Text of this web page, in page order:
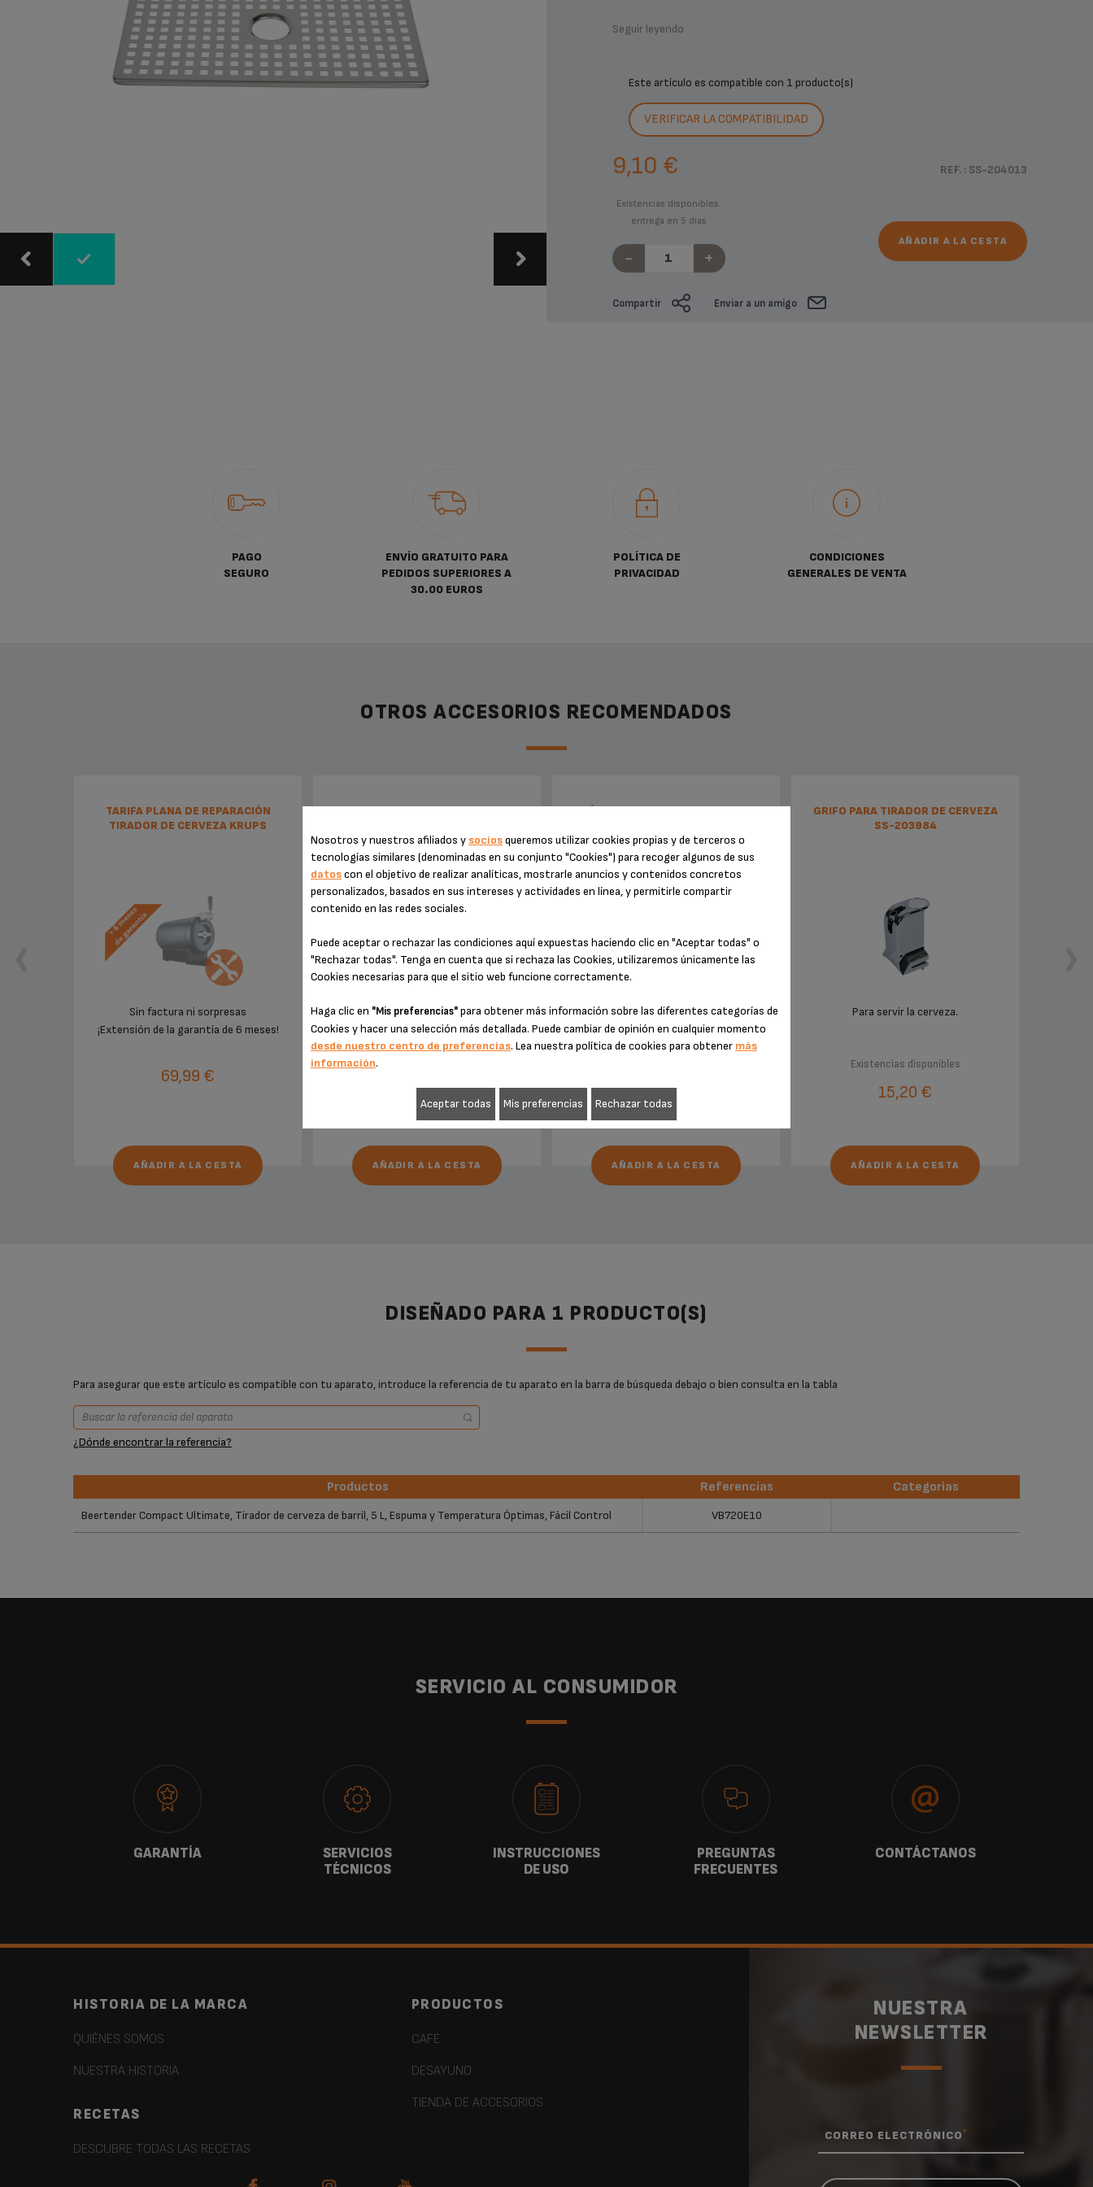
Seguir leyendo
Este artículo es compatible con 1 producto(s)
VERIFICAR LA COMPATIBILIDAD
REF. : SS-204013
9,10 €
Existencias disponibles.
entrega en 5 días
- +
AÑADIR A LA CESTA
Compartir Enviar a un amigo
PAGO
SEGURO
ENVÍO GRATUITO PARA
PEDIDOS SUPERIORES A
30.00 EUROS
POLÍTICA DE
PRIVACIDAD
CONDICIONES
GENERALES DE VENTA
OTROS ACCESORIOS RECOMENDADOS
TARIFA PLANA DE REPARACIÓN
TIRADOR DE CERVEZA KRUPS
Sin factura ni sorpresas
¡Extensión de la garantía de 6 meses!
69,99 €
AÑADIR A LA CESTA
BOQUILLA SS-203985
Servicio limpio y sin salpicaduras
Existencias disponibles
4,10 €
AÑADIR A LA CESTA
PATÍN DE TIRADOR DE CERVEZA SS-
Estabiliza el aparato.
3,10 €
AÑADIR A LA CESTA
GRIFO PARA TIRADOR DE CERVEZA
SS-203984
Para servir la cerveza.
Existencias disponibles
15,20 €
AÑADIR A LA CESTA
DISEÑADO PARA 1 PRODUCTO(S)
Para asegurar que este artículo es compatible con tu aparato, introduce la referencia de tu aparato en la barra de búsqueda debajo o bien consulta en la tabla
¿Dónde encontrar la referencia?
Productos Referencias
Categorias
Productos
Beertender Compact Ultimate, Tirador de cerveza de barril, 5 L, Espuma y Temperatura Óptimas, Fácil Control VB720E10
SERVICIO AL CONSUMIDOR
GARANTÍA
SERVICIOS
TÉCNICOS
INSTRUCCIONES
DE USO
PREGUNTAS
FRECUENTES
CONTÁCTANOS
PRODUCTOS
CAFE
DESAYUNO
TIENDA DE ACCESORIOS
HISTORIA DE LA MARCA
QUIÉNES SOMOS
NUESTRA HISTORIA
RECETAS
DESCUBRE TODAS LAS RECETAS
NUESTRA
NEWSLETTER
CORREO ELECTRÓNICO*
Nosotros y nuestros afiliados y sociosqueremos utilizar cookies propias y de terceros o
tecnologías similares (denominadas en su conjunto "Cookies") para recoger algunos de sus
datoscon el objetivo de realizar analíticas, mostrarle anuncios y contenidos concretos
personalizados, basados en sus intereses y actividades en línea, y permitirle compartir
contenido en las redes sociales.
Puede aceptar o rechazar las condiciones aquí expuestas haciendo clic en "Aceptar todas" o
"Rechazar todas". Tenga en cuenta que si rechaza las Cookies, utilizaremos únicamente las
Cookies necesarias para que el sitio web funcione correctamente.
Haga clic en "Mis preferencias"para obtener más información sobre las diferentes categorías de
Cookies y hacer una selección más detallada. Puede cambiar de opinión en cualquier momento
desde nuestro centro de preferencias. Lea nuestra política de cookies para obtener más
información.
Aceptar todas Mis preferencias Rechazar todas